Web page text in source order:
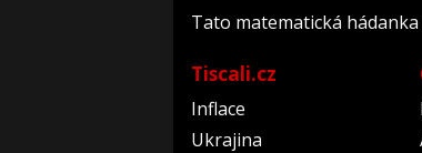
Tato matematická
Tiscali.cz
Inflace
Ukrajina